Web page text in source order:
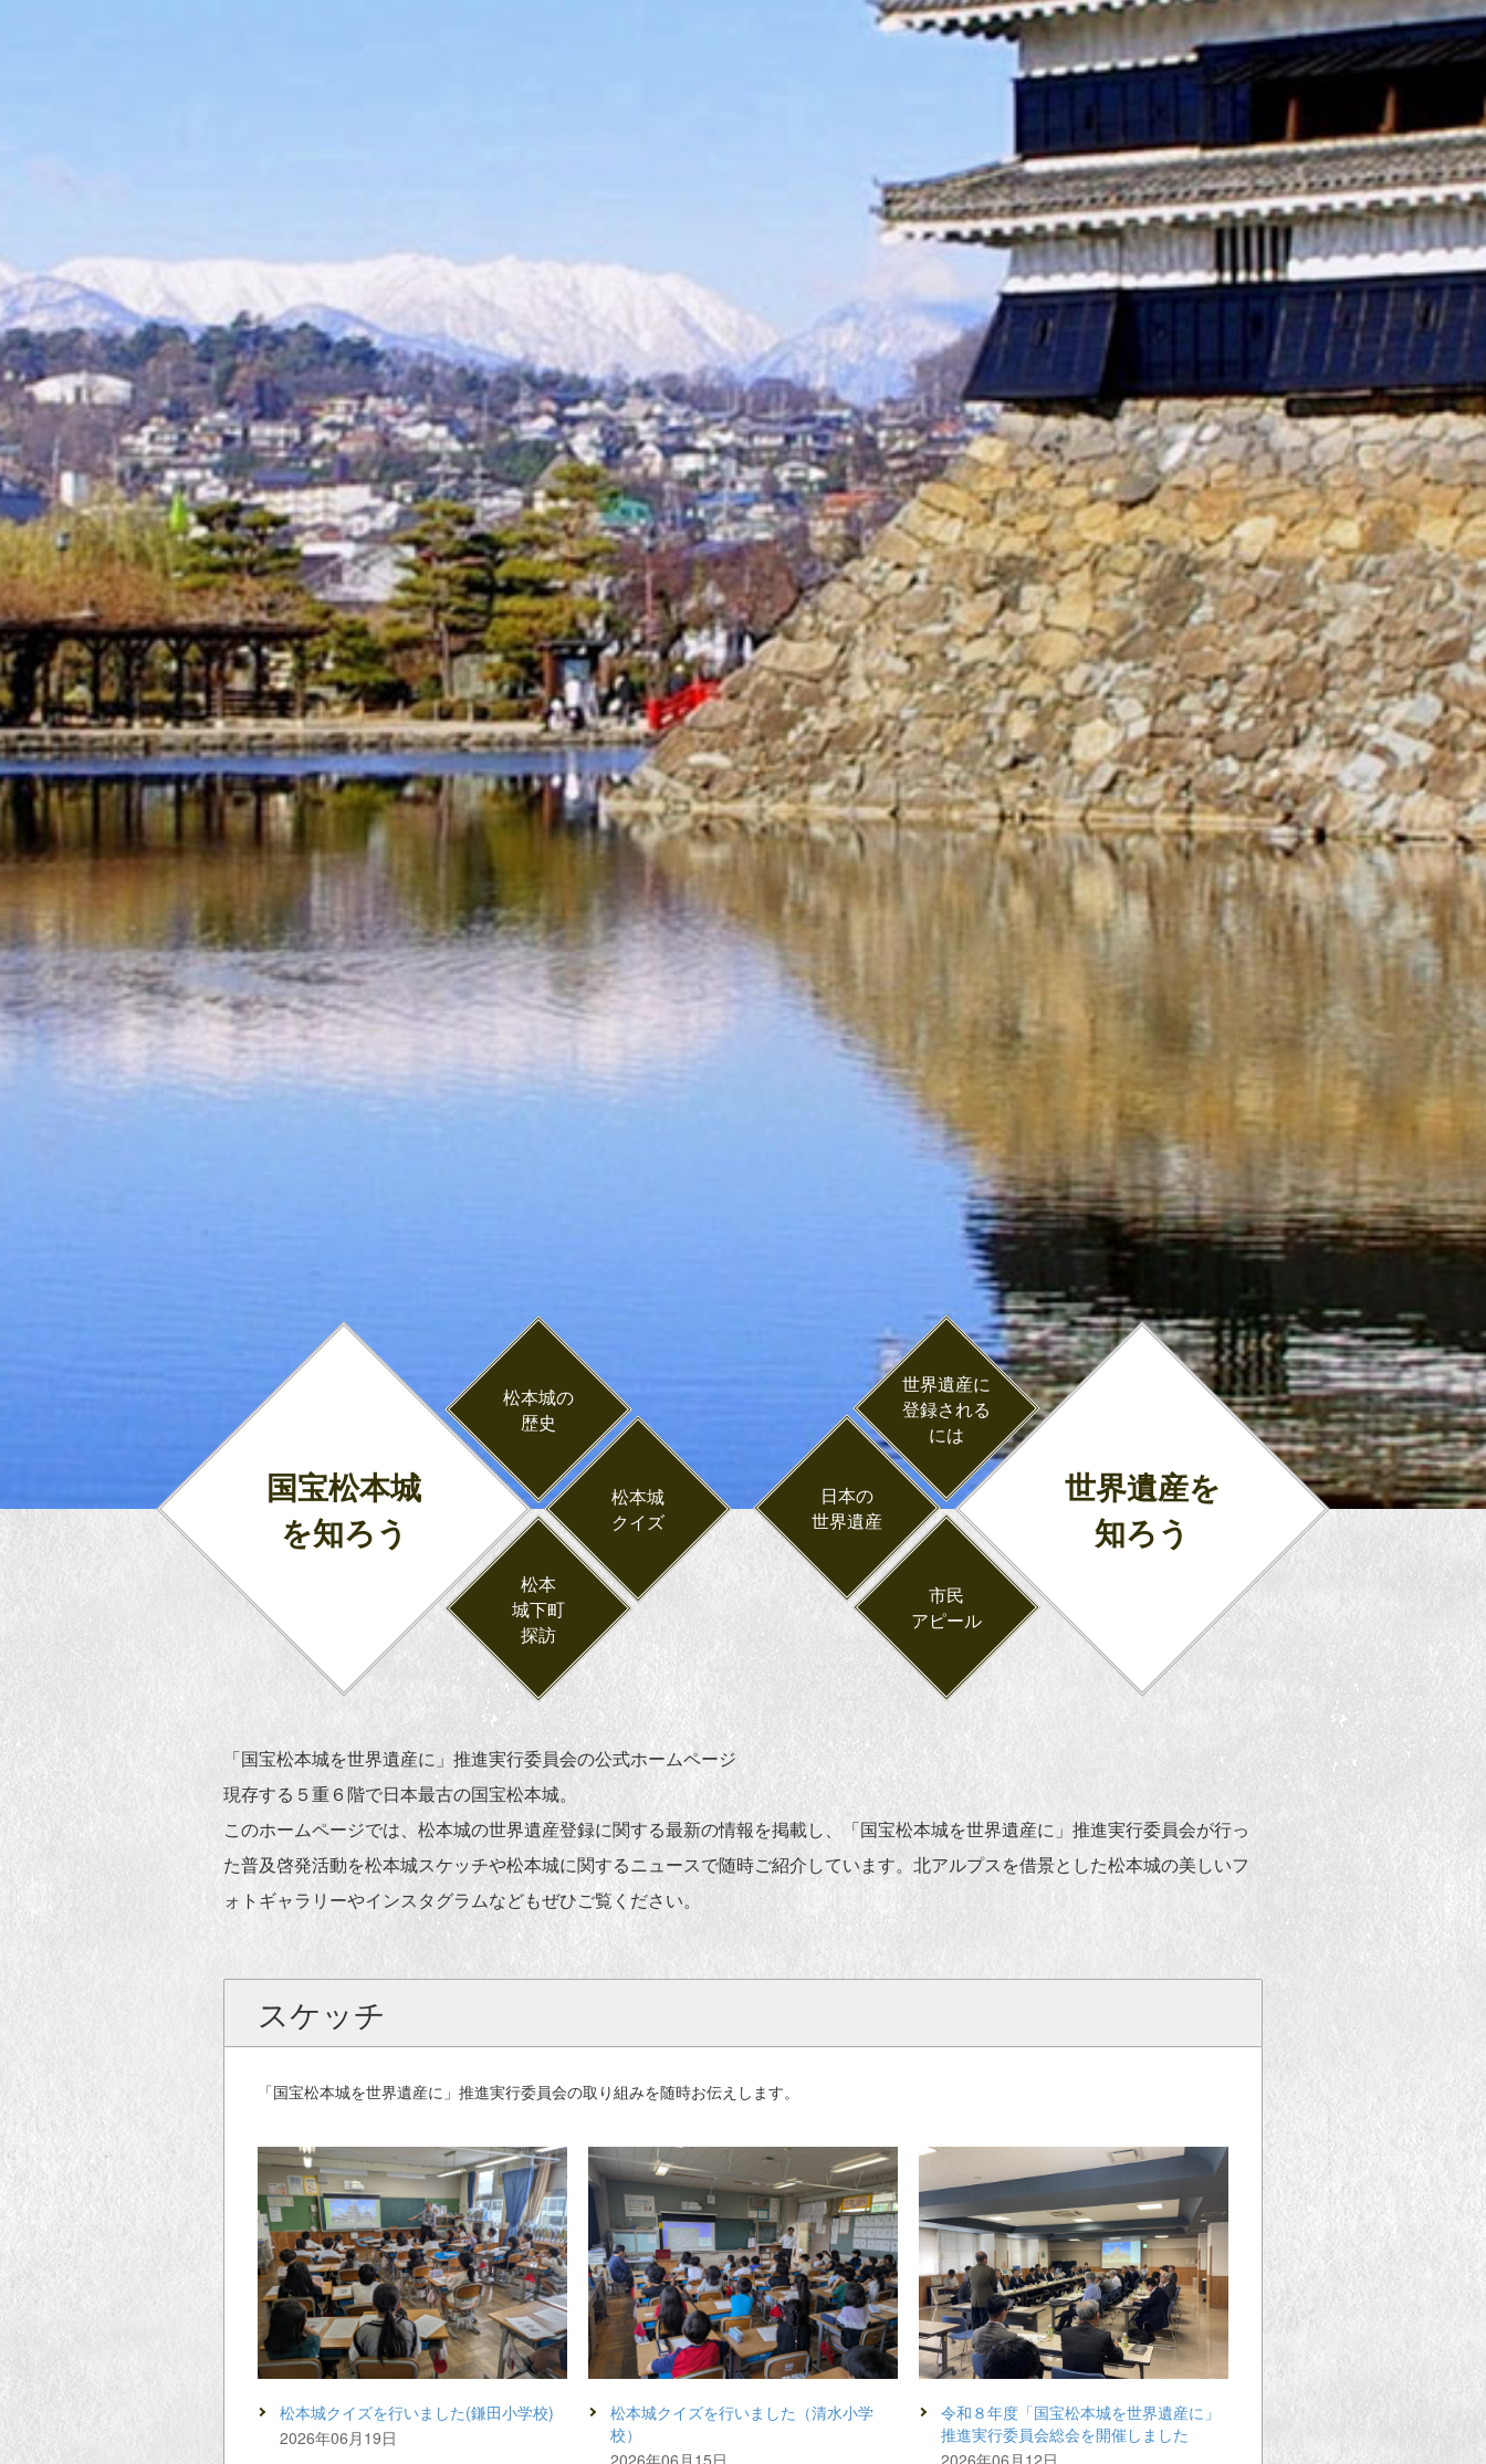
国宝松本城
を知ろう
松本城の
歴史
松本城
クイズ
松本
城下町
探訪
世界遺産を
知ろう
世界遺産に
登録される
には
日本の
世界遺産
市民
アピール
「国宝松本城を世界遺産に」推進実行委員会の公式ホームページ
現存する５重６階で日本最古の国宝松本城。
このホームページでは、松本城の世界遺産登録に関する最新の情報を掲載し、「国宝松本城を世界遺産に」推進実行委員会が行っ
た普及啓発活動を松本城スケッチや松本城に関するニュースで随時ご紹介しています。北アルプスを借景とした松本城の美しいフ
ォトギャラリーやインスタグラムなどもぜひご覧ください。
スケッチ
「国宝松本城を世界遺産に」推進実行委員会の取り組みを随時お伝えします。
松本城クイズを行いました(鎌田小学校)
2026年06月19日
松本城クイズを行いました（清水小学
校）
令和８年度「国宝松本城を世界遺産に」
推進実行委員会総会を開催しました